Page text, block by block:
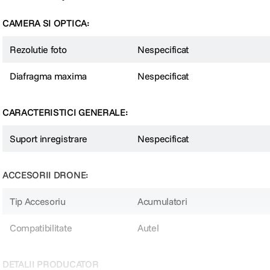
CAMERA SI OPTICA:
Rezolutie foto Nespecificat
Diafragma maxima Nespecificat
CARACTERISTICI GENERALE:
Suport inregistrare Nespecificat
ACCESORII DRONE:
Tip Accesoriu Acumulatori
Compatibilitate Autel
DETALII PRODUCATOR